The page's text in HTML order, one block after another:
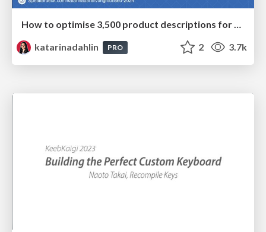
How to optimise 3,500 product descriptions for ecommerce in one day using ChatGPT
katarinadahlin
PRO 2 3.7k